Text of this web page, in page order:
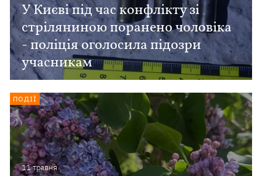
У Києві під час конфлікту зі
стріляниною поранено чоловіка
- поліція оголосила підозри
учасникам
11 травня
ПОДІЇ